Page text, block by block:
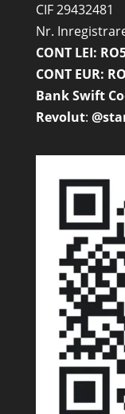
CIF 29432481
Nr.
CONT LEI:
CONT EUR:
Bank Swift
Revolut: